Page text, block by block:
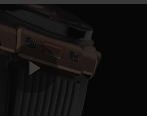
Bang Unico exibiu uma
com seu mecanismo
do mostrador. Esta
nova foi enfatizada
vazado com figuras
em uma caixa imponente
e uma coroa moldada